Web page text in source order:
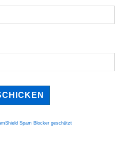
Spam Blocker geschützt